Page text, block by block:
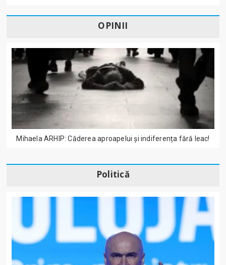
OPINII
Mihaela ARHIP: Căderea aproapelui și indiferența fără leac!
Politică